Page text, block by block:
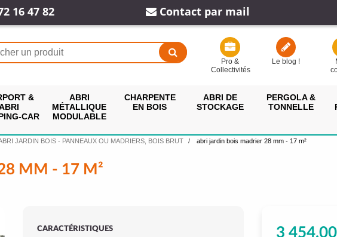
16 47 82 Contact par mail
Pro &
Collectivités
Le blog !
&
CAR
ABRI
MÉTALLIQUE
MODULABLE
CHARPENTE
EN BOIS
ABRI DE
STOCKAGE
PERGOLA &
TONNELLE
JARDIN BOIS - PANNEAUX OU MADRIERS, BOIS BRUT abri jardin bois madrier 28 mm - 17 m²
MM - 17 M²
CARACTÉRISTIQUES 3